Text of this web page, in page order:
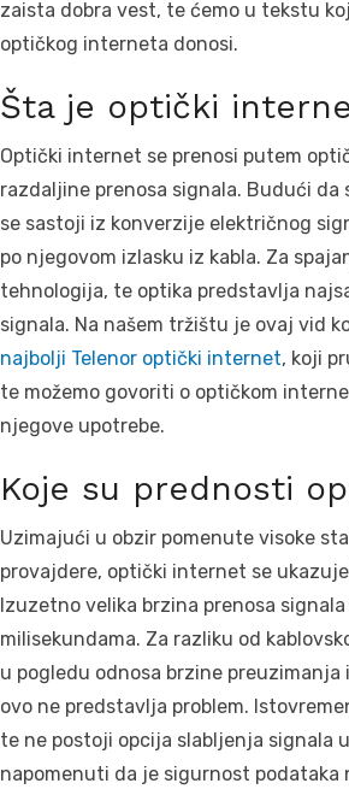
zaista dobra vest, te ćemo u tekstu
optičkog interneta donosi.
Šta je optički
Optički internet se prenosi putem
razdaljine prenosa signala. Budući
se sastoji iz konverzije električnog
po njegovom izlasku iz kabla. Za
tehnologija, te optika predstavlja
signala. Na našem tržištu je ovaj vid
najbolji Telenor optički internet, koji
te možemo govoriti o optičkom
njegove upotrebe.
Koje su prednosti
Uzimajući u obzir pomenute visoke
provajdere, optički internet se
Izuzetno velika brzina prenosa
milisekundama. Za razliku od
u pogledu odnosa brzine
ovo ne predstavlja problem.
te ne postoji opcija slabljenja signala
napomenuti da je sigurnost